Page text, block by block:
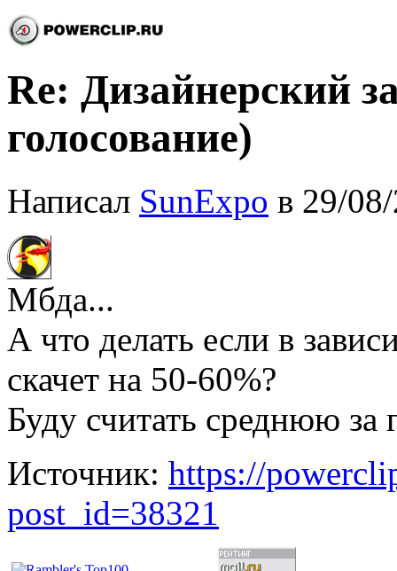
Re: Дизайнерский
голосование)
Написал SunExpo в 29/
Мбда...
А что делать если в
скачет на 50-60%?
Буду считать среднюю за
Источник: https://
post_id=38321